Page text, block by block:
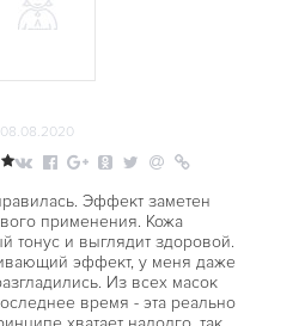
08.08.2020
Эффект заметен
применения. Кожа
тонус и выглядит здоровой.
эффект, у меня даже
Из всех масок
время - эта реально